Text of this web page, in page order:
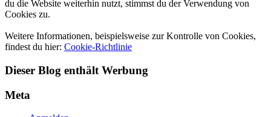
du die Website weiterhin nutzt, stimmst du der Verwendung von
Cookies zu.
Weitere Informationen, beispielsweise zur Kontrolle von Cookies,
findest du hier: Cookie-Richtlinie
Dieser Blog enthält Werbung
Meta